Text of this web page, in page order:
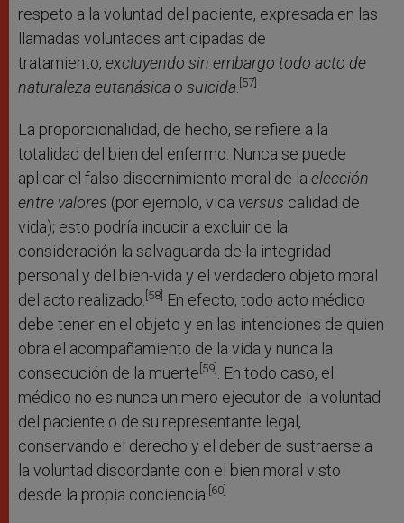
respeto a la voluntad del paciente, expresada en las
llamadas voluntades anticipadas de
tratamiento, excluyendo sin embargo todo acto de
naturaleza eutanásica o suicida [57]
La proporcionalidad, de hecho, se refiere a la
totalidad del bien del enfermo. Nunca se puede
aplicar el falso discernimiento moral de la elección
entre valores (por ejemplo, vida versus calidad de
vida); esto podría inducir a excluir de la
consideración la salvaguarda de la integridad
personal y del bien-vida y el verdadero objeto moral
del acto realizado. [58] En efecto, todo acto médico
debe tener en el objeto y en las intenciones de quien
obra el acompañamiento de la vida y nunca la
consecución de la muerte[59]
. En todo caso, el
médico no es nunca un mero ejecutor de la voluntad
del paciente o de su representante legal,
conservando el derecho y el deber de sustraerse a
la voluntad discordante con el bien moral visto
desde la propia conciencia. [60]